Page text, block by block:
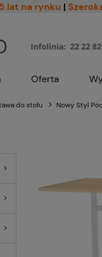
lat na rynku |
Oferta
do stołu Nowy Styl